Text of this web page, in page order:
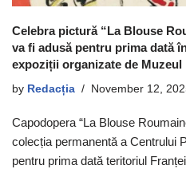
Celebra pictură “La Blouse
va fi adusă pentru prima dată
expoziții organizate de
by Redacția November 12,
Capodopera “La Blouse
colecția permanentă a Centrului
pentru prima dată teritoriul